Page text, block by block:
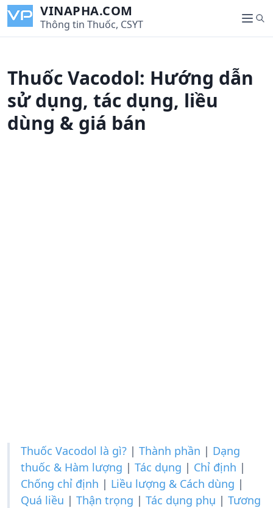
i
VINAPHA.COM
Thông tin Thuốc, CSYT
M
e
S
e
Thuốc Vacodol: Hướng dẫn
sử dụng, tác dụng, liều
dùng & giá bán
Thuốc Vacodol là gì? | Thành phần | Dạng
thuốc & Hàm lượng | Tác dụng | Chỉ định |
Chống chỉ định | Liều lượng & Cách dùng |
Quá liều | Thận trọng | Tác dụng phụ | Tương